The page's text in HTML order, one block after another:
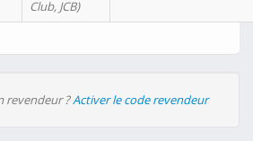
Club, JCB)
revendeur ?Activer le code revendeur